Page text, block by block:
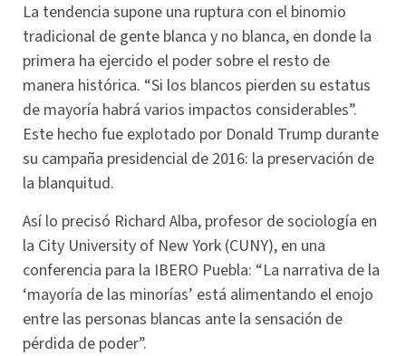
La tendencia supone una ruptura con el binomio
tradicional de gente blanca y no blanca, en donde la
primera ha ejercido el poder sobre el resto de
manera histórica. “Si los blancos pierden su estatus
de mayoría habrá varios impactos considerables”.
Este hecho fue explotado por Donald Trump durante
su campaña presidencial de 2016: la preservación de
la blanquitud.
Así lo precisó Richard Alba, profesor de sociología en
la City University of New York (CUNY), en una
conferencia para la IBERO Puebla: “La narrativa de la
‘mayoría de las minorías’ está alimentando el enojo
entre las personas blancas ante la sensación de
pérdida de poder”.